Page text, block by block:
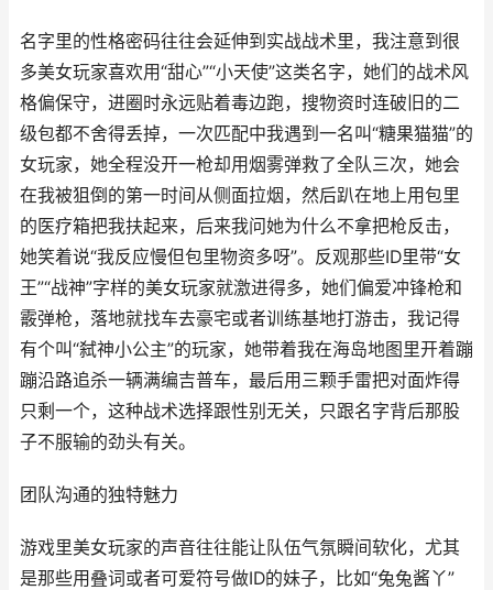
名字里的性格密码往往会延伸到实战战术里，我注意到很
多美女玩家喜欢用“甜心”“小天使”这类名字，她们的战术风
格偏保守，进圈时永远贴着毒边跑，搜物资时连破旧的二
级包都不舍得丢掉，一次匹配中我遇到一名叫“糖果猫猫”的
女玩家，她全程没开一枪却用烟雾弹救了全队三次，她会
在我被狙倒的第一时间从侧面拉烟，然后趴在地上用包里
的医疗箱把我扶起来，后来我问她为什么不拿把枪反击，
她笑着说“我反应慢但包里物资多呀”。反观那些ID里带“女
王”“战神”字样的美女玩家就激进得多，她们偏爱冲锋枪和
霰弹枪，落地就找车去豪宅或者训练基地打游击，我记得
有个叫“弑神小公主”的玩家，她带着我在海岛地图里开着蹦
蹦沿路追杀一辆满编吉普车，最后用三颗手雷把对面炸得
只剩一个，这种战术选择跟性别无关，只跟名字背后那股
子不服输的劲头有关。
团队沟通的独特魅力
游戏里美女玩家的声音往往能让队伍气氛瞬间软化，尤其
是那些用叠词或者可爱符号做ID的妹子，比如“兔兔酱丫”